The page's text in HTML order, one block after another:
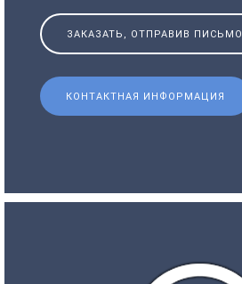
ЗАКАЗАТЬ, ОТПРАВИВ ПИСЬМО
КОНТАКТНАЯ ИНФОРМАЦИЯ